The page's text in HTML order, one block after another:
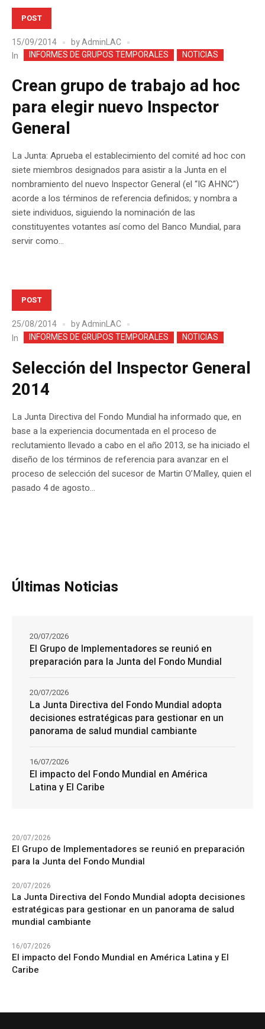
POST
15/09/2014 byAdminLAC
In
INFORMES DE GRUPOS TEMPORALES NOTICIAS
Crean grupo de trabajo ad hoc
para elegir nuevo Inspector
General
La Junta: Aprueba el establecimiento del comité ad hoc con
siete miembros designados para asistir a la Junta en el
nombramiento del nuevo Inspector General (el “IG AHNC”)
acorde a los términos de referencia definidos; y nombra a
siete individuos, siguiendo la nominación de las
constituyentes votantes así como del Banco Mundial, para
servir como...
POST
25/08/2014 byAdminLAC
In
INFORMES DE GRUPOS TEMPORALES NOTICIAS
Selección del Inspector General
2014
La Junta Directiva del Fondo Mundial ha informado que, en
base a la experiencia documentada en el proceso de
reclutamiento llevado a cabo en el año 2013, se ha iniciado el
diseño de los términos de referencia para avanzar en el
proceso de selección del sucesor de Martin O’Malley, quien el
pasado 4 de agosto...
Últimas Noticias
El Grupo de Implementadores se reunió en
preparación para la Junta del Fondo Mundial
20/07/2026
La Junta Directiva del Fondo Mundial adopta
decisiones estratégicas para gestionar en un
panorama de salud mundial cambiante
20/07/2026
El impacto del Fondo Mundial en América
Latina y El Caribe
16/07/2026
20/07/2026
El Grupo de Implementadores se reunió en preparación
para la Junta del Fondo Mundial
20/07/2026
La Junta Directiva del Fondo Mundial adopta decisiones
estratégicas para gestionar en un panorama de salud
mundial cambiante
16/07/2026
El impacto del Fondo Mundial en América Latina y El
Caribe